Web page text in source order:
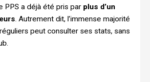
PPS a déjà été pris par plus d’un
. Autrement dit, l’immense majorité
peut consulter ses stats, sans